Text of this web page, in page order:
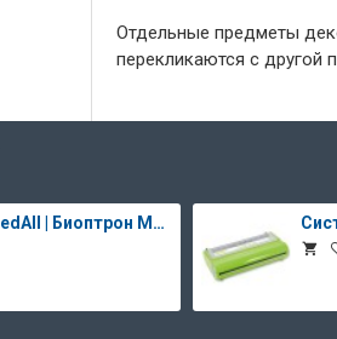
Отдельные предметы
перекликаются с другой
Bioptron MedAll | Биоптрон Медолл